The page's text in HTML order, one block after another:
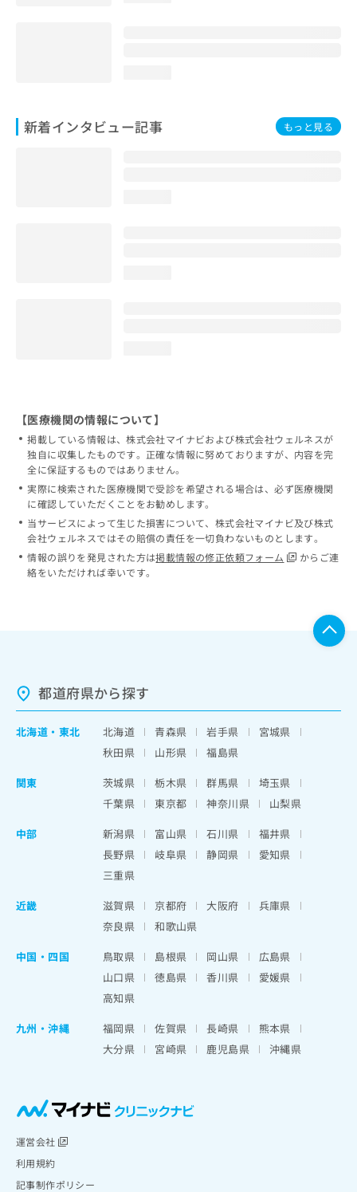
新着インタビュー記事 もっと見る
【医療機関の情報について】
掲載している情報は、株式会社マイナビおよび株式会社ウェルネスが
独自に収集したものです。正確な情報に努めておりますが、内容を完
全に保証するものではありません。
実際に検索された医療機関で受診を希望される場合は、必ず医療機関
に確認していただくことをお勧めします。
当サービスによって生じた損害について、株式会社マイナビ及び株式
会社ウェルネスではその賠償の責任を一切負わないものとします。
情報の誤りを発見された方は掲載情報の修正依頼フォーム
からご連
絡をいただければ幸いです。
都道府県から探す
北海道 ・ 東北 北海道 青森県 岩手県
宮城県
秋田県
山形県
福島県
関東
茨城県 栃木県 群馬県
埼玉県
千葉県
東京都 神奈川県
山梨県
中部
新潟県 富山県 石川県
福井県
長野県
岐阜県 静岡県
愛知県
三重県
近畿
滋賀県 京都府 大阪府
兵庫県
奈良県
和歌山県
中国・四国
鳥取県 島根県 岡山県
広島県
山口県
徳島県 香川県
愛媛県
高知県
九州・沖縄
福岡県 佐賀県 長崎県
熊本県
大分県
宮崎県 鹿児島県 沖縄県
運営会社
利用規約
記事制作ポリシー